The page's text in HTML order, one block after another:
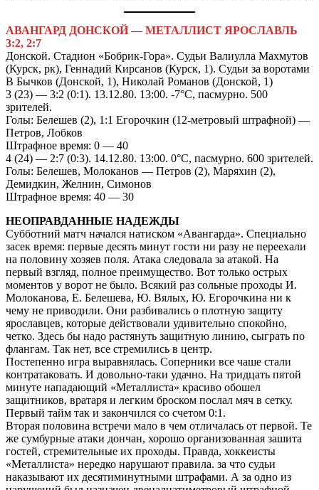
АВАНГАРД ДОНСКОЙ — МЕТАЛЛИСТ ЯРОСЛАВЛЬ
3:2, 2:7
Донской. Стадион «Бобрик-Гора». Судьи Валиулла Махмутов
(Курск, рк), Геннадий Кирсанов (Курск, 1). Судьи за воротами
В Бычков (Донской, 1), Николай Романов (Донской, 1)
3 (23) — 3:2 (0:1). 13.12.80. 13:00. -7°С, пасмурно. 500
зрителей.
Голы: Белешев (2), 1:1 Егорочкин (12-метровый штрафной) —
Петров, Лобков
Штрафное время: 0 — 40
4 (24) — 2:7 (0:3). 14.12.80. 13:00. 0°С, пасмурно. 600 зрителей.
Голы: Белешев, Молоканов — Петров (2), Маряхин (2),
Демидкин, Желнин, Симонов
Штрафное время: 40 — 30
НЕОПРАВДАННЫЕ НАДЕЖДЫ
Субботний матч начался натиском «Авангарда». Специально
засек время: первые десять минут гости ни разу не переехали
на половину хозяев поля. Атака следовала за атакой. На
первый взгляд, полное преимущество. Вот только острых
моментов у ворот не было. Всякий раз сольные проходы И.
Молоканова, Е. Белешева, Ю. Вялых, Ю. Егорочкина ни к
чему не приводили. Они разбивались о плотную защиту
ярославцев, которые действовали удивительно спокойно,
четко. Здесь бы надо растянуть защитную линию, сыграть по
флангам. Так нет, все стремились в центр.
Постепенно игра выравнялась. Соперники все чаше стали
контратаковать. И довольно-таки удачно. На тридцать пятой
минуте нападающий «Металлиста» красиво обошел
защитников, вратаря и легким броском послал мяч в сетку.
Первый тайм так и закончился со счетом 0:1.
Вторая половина встречи мало в чем отличалась от первой. Те
же сумбурные атаки дончан, хорошо организованная зашита
гостей, стремительные их проходы. Правда, хоккеисты
«Металлиста» нередко нарушают правила. за что судьи
наказывают их десятиминутными штрафами. А за одно из